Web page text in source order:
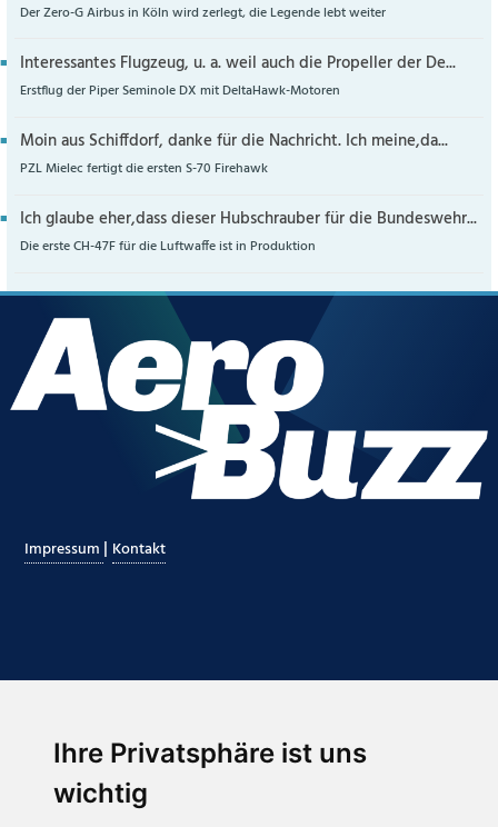
Ihre Privatsphäre ist uns
wichtig
Der Zero-G Airbus in Köln wird zerlegt, die Legende lebt weiter
Interessantes Flugzeug, u. a. weil auch die Propeller der De...
Erstflug der Piper Seminole DX mit DeltaHawk-Motoren
Moin aus Schiffdorf, danke für die Nachricht. Ich meine,da...
PZL Mielec fertigt die ersten S-70 Firehawk
Ich glaube eher,dass dieser Hubschrauber für die Bundeswehr...
Die erste CH-47F für die Luftwaffe ist in Produktion
Impressum | Kontakt
Abonnieren Sie unseren Newsletter